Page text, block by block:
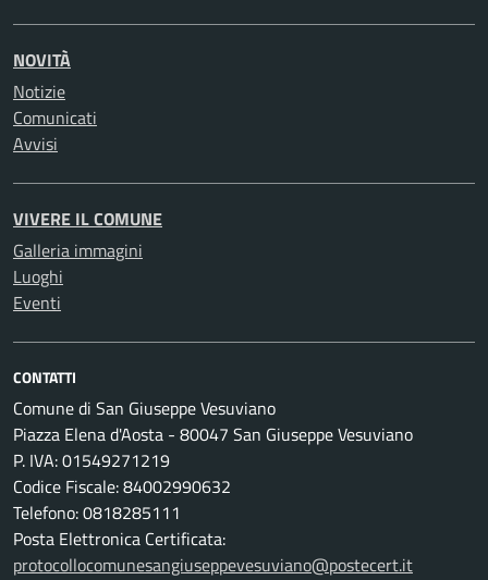
NOVITÀ
Notizie
Comunicati
Avvisi
VIVERE IL COMUNE
Galleria immagini
Luoghi
Eventi
CONTATTI
Comune di San Giuseppe Vesuviano
Piazza Elena d'Aosta - 80047 San Giuseppe Vesuviano
P. IVA: 01549271219
Codice Fiscale: 84002990632
Telefono: 0818285111
Posta Elettronica Certificata:
protocollocomunesangiuseppevesuviano@postecert.it